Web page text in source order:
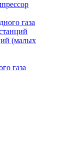
газа
(малых
газа